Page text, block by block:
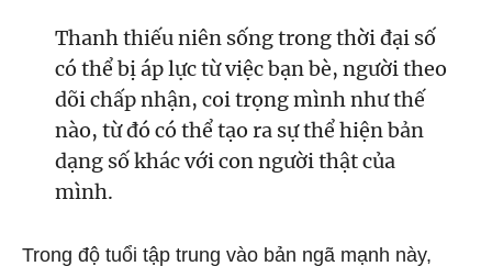
Thanh thiếu niên sống trong thời đại số
có thể bị áp lực từ việc bạn bè, người theo
dõi chấp nhận, coi trọng mình như thế
nào, từ đó có thể tạo ra sự thể hiện bản
dạng số khác với con người thật của
mình.
Trong độ tuổi tập trung vào bản ngã mạnh này,